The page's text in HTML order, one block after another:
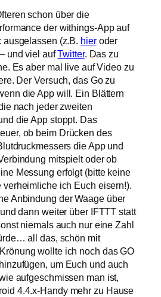
schon über die
der withings-App auf
ausgelassen (z.B. hieroder
und viel aufTwitter. Das zu
Es aber mal live auf Video zu
Der Versuch, das Go zu
die App will. Ein Blättern
nach jeder zweiten
die App stoppt. Das
ob beim Drücken des
die App und
mitspielt oder ob
Messung erfolgt (bitte keine
verheimliche ich Euch eisern!).
Anbindung der Waage über
dann weiter über IFTTT statt
niemals auch nur eine Zahl
all das, schön mit
wollte ich noch das GO
um Euch und auch
aufgeschmissen man ist,
4.4.x-Handy mehr zu Hause